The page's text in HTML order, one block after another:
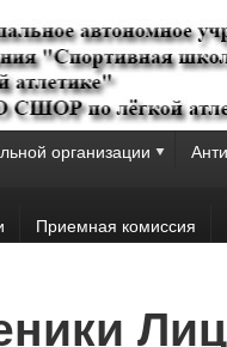
организации
Приемная комиссия